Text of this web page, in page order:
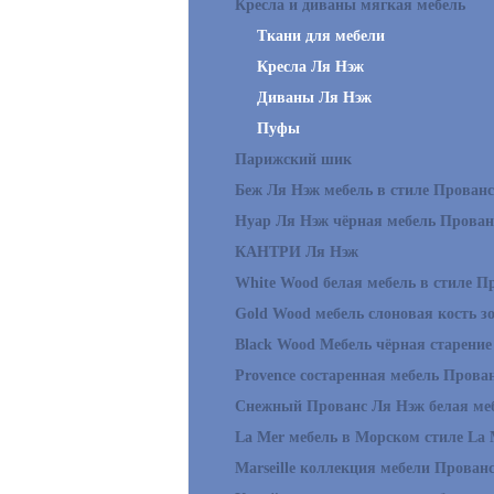
Кресла и диваны мягкая мебель
Ткани для мебели
Кресла Ля Нэж
Диваны Ля Нэж
Пуфы
Парижский шик
Беж Ля Нэж мебель в стиле Прованс
Нуар Ля Нэж чёрная мебель
КАНТРИ Ля Нэж
White Wood белая мебель в стиле
Gold Wood мебель слоновая кость
Black Wood Мебель чёрная старение
Provence состаренная мебель
Снежный Прованс Ля Нэж белая
La Mer мебель в Морском стиле La
Marseille коллекция мебели Прованс